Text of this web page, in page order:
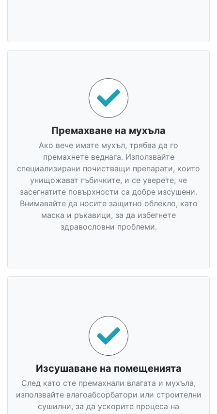
Премахване на мухъла
Ако вече имате мухъл, трябва да го
премахнете веднага. Използвайте
специализирани почистващи препарати, които
унищожават гъбичките, и се уверете, че
засегнатите повърхности са добре изсушени.
Внимавайте да носите защитно облекло, като
маска и ръкавици, за да избегнете
здравословни проблеми.
Изсушаване на помещенията
След като сте премахнали влагата и мухъла,
използвайте влагоабсорбатори или строителни
сушилни, за да ускорите процеса на